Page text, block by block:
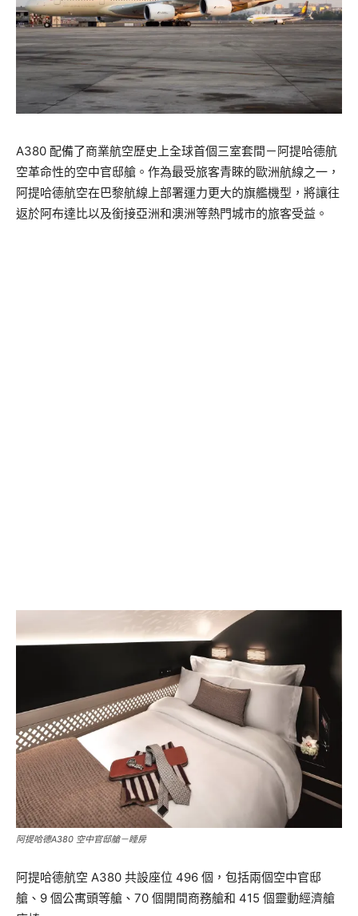
A380 配備了商業航空歷史上全球首個三室套間－阿提哈德航
空革命性的空中官邸艙。作為最受旅客青睞的歐洲航線之一，
阿提哈德航空在巴黎航線上部署運力更大的旗艦機型，將讓往
返於阿布達比以及銜接亞洲和澳洲等熱門城市的旅客受益。
阿提哈德A380 空中官邸艙－睡房
阿提哈德航空 A380 共設座位 496 個，包括兩個空中官邸
艙、9 個公寓頭等艙、70 個開間商務艙和 415 個靈動經濟艙